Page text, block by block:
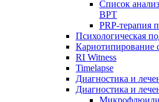
Список
ВРТ
PRP-терапия
Психологическая
Кариотипирование
RI Witness
Timelapse
Диагностика и
Диагностика и